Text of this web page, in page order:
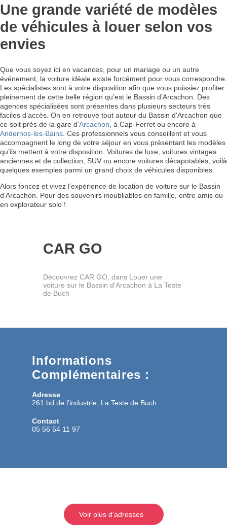
Une grande variété de modèles
de véhicules à louer selon vos
envies
Que vous soyez ici en vacances, pour un mariage ou un autre
événement, la voiture idéale existe forcément pour vous correspondre.
Les spécialistes sont à votre disposition afin que vous puissiez profiter
pleinement de cette belle région qu’est le Bassin d’Arcachon. Des
agences spécialisées sont présentes dans plusieurs secteurs très
faciles d’accès. On en retrouve tout autour du Bassin d'Arcachon que
ce soit près de la gare d'Arcachon , à Cap-Ferret ou encore à
Andernos-les-Bains . Ces professionnels vous conseillent et vous
accompagnent le long de votre séjour en vous présentant les modèles
qu’ils mettent à votre disposition. Voitures de luxe, voitures vintages
anciennes et de collection, SUV ou encore voitures décapotables, voilà
quelques exemples parmi un grand choix de véhicules disponibles.
Alors foncez et vivez l’expérience de location de voiture sur le Bassin
d’Arcachon. Pour des souvenirs inoubliables en famille, entre amis ou
en explorateur solo !
CAR GO
Découvrez CAR GO, dans Louer une
voiture sur le Bassin d'Arcachon à La Teste
de Buch
Informations
Complémentaires :
Adresse
261 bd de l’industrie, La Teste de Buch
Contact
05 56 54 11 97
Voir plus d'adresses